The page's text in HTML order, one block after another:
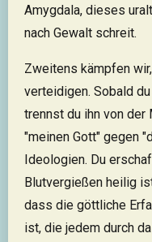
Amygdala, dieses
nach Gewalt schreit.
Zweitens kämpfen
verteidigen. Sobald
trennst du ihn von
"meinen Gott" gegen
Ideologien. Du
Blutvergießen heilig
dass die göttliche
ist, die jedem durch